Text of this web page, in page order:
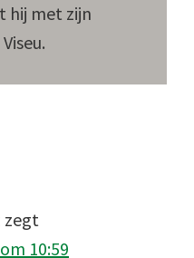
hij met zijn
zegt
10:59